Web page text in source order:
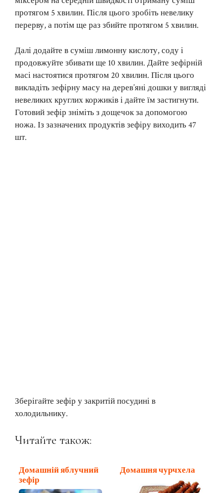
протягом 5 хвилин. Після цього зробіть невелику
перерву, а потім ще раз збийте протягом 5 хвилин.
Далі додайте в суміш лимонну кислоту, соду і
продовжуйте збивати ще 10 хвилин. Дайте зефірній
масі настоятися протягом 20 хвилин. Після цього
викладіть зефірну масу на дерев’яні дошки у вигляді
невеликих круглих коржиків і дайте їм застигнути.
Готовий зефір зніміть з дощечок за допомогою
ножа. Із зазначених продуктів зефіру виходить 47
шт.
Зберігайте зефір у закритій посудині в
холодильнику.
Читайте також:
Домашній яблучний
зефір
Домашня чурчхела